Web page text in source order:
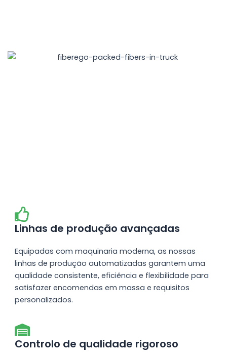
Linhas de produção avançadas
Equipadas com maquinaria moderna, as nossas
linhas de produção automatizadas garantem uma
qualidade consistente, eficiência e flexibilidade para
satisfazer encomendas em massa e requisitos
personalizados.
Controlo de qualidade rigoroso